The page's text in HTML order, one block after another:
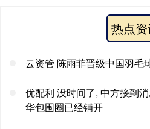
热点
云资管 陈雨菲晋级中国羽毛
优配利 没时间了, 中方接到
华包围圈已经铺开